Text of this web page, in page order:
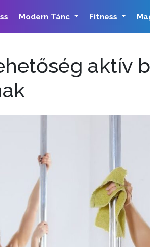
Modern Tánc Fitness
aktív